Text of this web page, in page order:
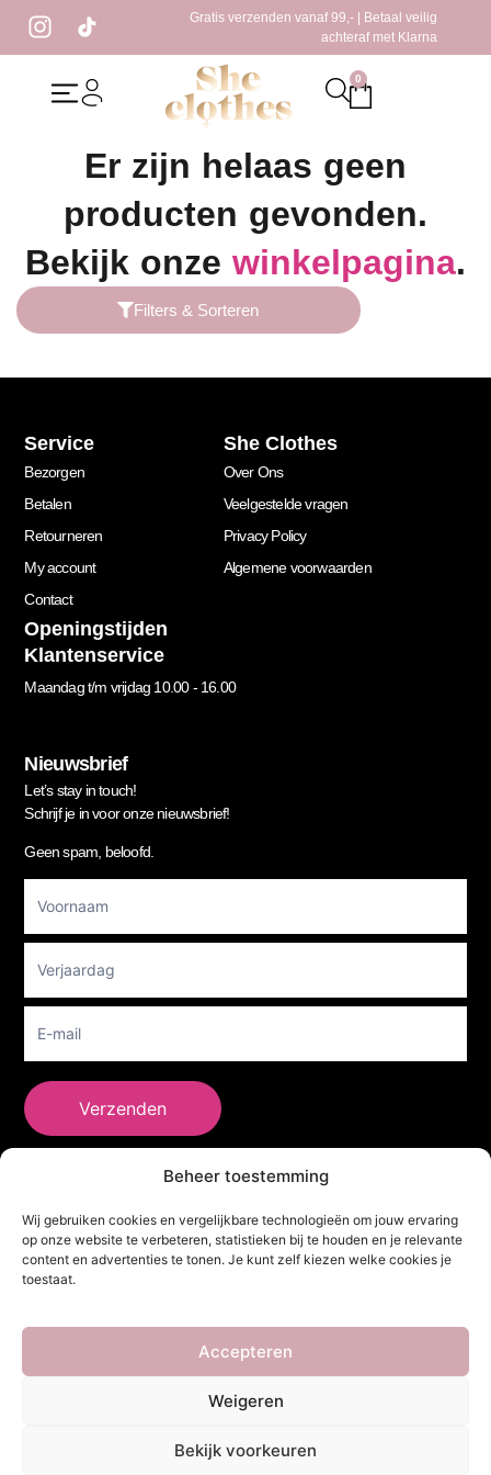
Beheer toestemming
Wij gebruiken cookies en vergelijkbare technologieën om jouw ervaring
op onze website te verbeteren, statistieken bij te houden en je relevante
content en advertenties te tonen. Je kunt zelf kiezen welke cookies je
toestaat.
Accepteren
Weigeren
Bekijk voorkeuren
Gratis verzenden vanaf 99,- | Betaal veilig
achteraf met Klarna
0
/ Producten getagged “pailletten”
Er zijn helaas geen
producten gevonden.
Bekijk onze winkelpagina.
Filters & Sorteren
Service
Bezorgen
Betalen
Retourneren
My account
Contact
She Clothes
Over Ons
Veelgestelde vragen
Privacy Policy
Algemene voorwaarden
Openingstijden
Klantenservice
Maandag t/m vrijdag 10.00 - 16.00
Nieuwsbrief
Let’s stay in touch!
Schrijf je in voor onze nieuwsbrief!
Geen spam, beloofd.
Newsletter
Verzenden
Adres
. Alle rechten voorbehouden. Powered by
Webdesigner &YHDS